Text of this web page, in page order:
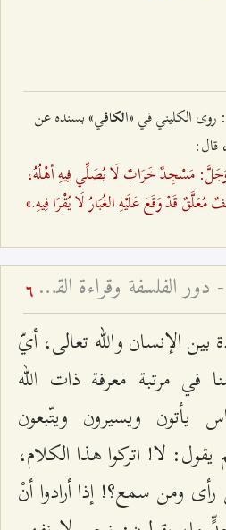
لكافي» بسنده عن
قال:
وَجَلَّ: مَسْجِدٌ خَرَابٌ لَا يُصَلِّي فِيهِ أهْلُهُ،
قَدْ وَقَعَ عَلَيْهِ الغُبَارُ لَا يُقْرَا فِيهِ.»
المسافة بيننا وبين الله - دور الفلسفة وقراءة القرآن في معرفة الله 6
بين الإنسان والله تعالى، أيّ
مرتبة معرفة ذات الله
يأتون ويسيرون ويتّبعون
لا! اتركوا هذا الكلام،
ومن سمع؟! إذا أرادوا أنْ